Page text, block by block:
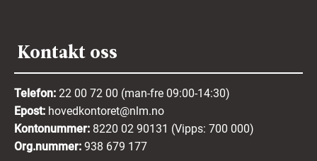
Kontakt oss
Telefon: 22 00 72 00 (man-fre 09:00-14:30)
Epost: hovedkontoret@nlm.no
Kontonummer: 8220 02 90131 (Vipps: 700 000)
Org.nummer: 938 679 177